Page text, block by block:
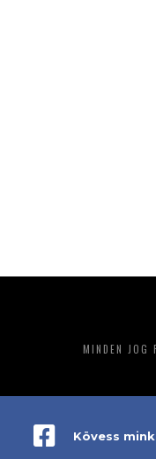
MINDEN
ADATKEZELÉS
Kövess